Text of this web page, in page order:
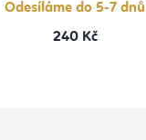
Odesíláme do 5-7 dnů
240 Kč